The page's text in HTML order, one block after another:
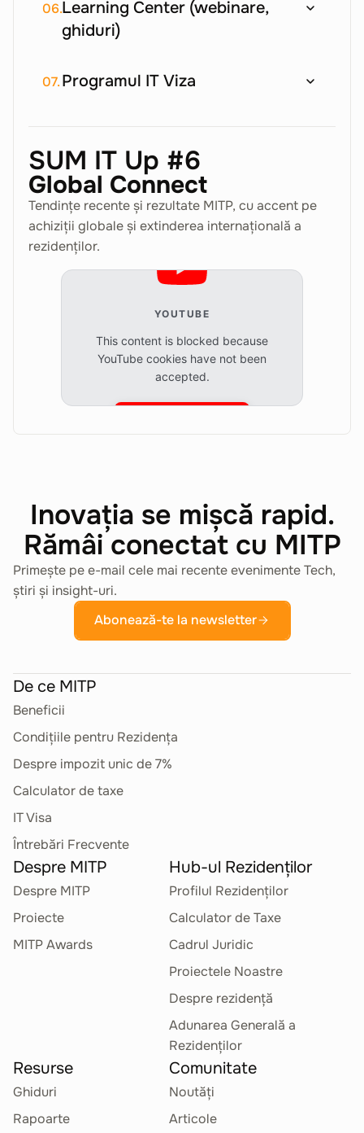
06.Learning Center (webinare,
ghiduri)
07.Programul IT Viza
SUM IT Up #6
Global Connect
Tendințe recente și rezultate MITP, cu accent pe
achiziții globale și extinderea internațională a
rezidenților.
YOUTUBE
This content is blocked because
YouTube cookies have not been
accepted.
Inovația se mișcă rapid.
Rămâi conectat cu MITP
Primește pe e-mail cele mai recente evenimente Tech,
știri și insight-uri.
Abonează-te la newsletter
De ce MITP
Beneficii
Condițiile pentru Rezidența
Despre impozit unic de 7%
Calculator de taxe
IT Visa
Întrebări Frecvente
Despre MITP
Despre MITP
Proiecte
MITP Awards
Hub-ul Rezidenților
Profilul Rezidenților
Calculator de Taxe
Cadrul Juridic
Proiectele Noastre
Despre rezidență
Adunarea Generală a
Rezidenților
Resurse
Ghiduri
Rapoarte
Comunitate
Noutăți
Articole